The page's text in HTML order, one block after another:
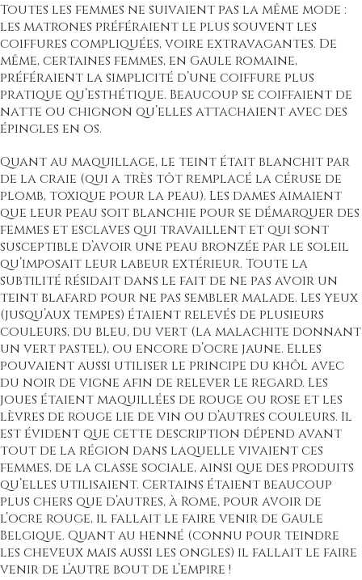
Toutes les femmes ne suivaient pas la même mode :
les matrones préféraient le plus souvent les
coiffures compliquées, voire extravagantes. De
même, certaines femmes, en Gaule romaine,
préféraient la simplicité d’une coiffure plus
pratique qu’esthétique. Beaucoup se coiffaient de
natte ou chignon qu’elles attachaient avec des
épingles en os.
Quant au maquillage, le teint était blanchit par
de la craie (qui a très tôt remplacé la céruse de
plomb, toxique pour la peau). Les dames aimaient
que leur peau soit blanchie pour se démarquer des
femmes et esclaves qui travaillent et qui sont
susceptible d’avoir une peau bronzée par le soleil
qu’imposait leur labeur extérieur. Toute la
subtilité résidait dans le fait de ne pas avoir un
teint blafard pour ne pas sembler malade. Les yeux
(jusqu’aux tempes) étaient relevés de plusieurs
couleurs, du bleu, du vert (la malachite donnant
un vert pastel), ou encore d’ocre jaune. Elles
pouvaient aussi utiliser le principe du khôl avec
du noir de vigne afin de relever le regard. Les
joues étaient maquillées de rouge ou rose et les
lèvres de rouge lie de vin ou d’autres couleurs. Il
est évident que cette description dépend avant
tout de la région dans laquelle vivaient ces
femmes, de la classe sociale, ainsi que des produits
qu’elles utilisaient. Certains étaient beaucoup
plus chers que d’autres, à Rome, pour avoir de
l’ocre rouge, il fallait le faire venir de Gaule
Belgique. Quant au henné (connu pour teindre
les cheveux mais aussi les ongles) il fallait le faire
venir de l’autre bout de l’empire !